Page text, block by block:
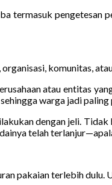
termasuk
komunitas,
atau entitas
warga jadi
dengan jeli.
telah
pakaian terlebih